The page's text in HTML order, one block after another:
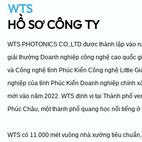
WTS
HỒ SƠ CÔNG TY
WTS PHOTONICS CO.,LTD được thành lập vào
giải thưởng Doanh nghiệp công nghệ cao quốc
và Công nghệ tỉnh Phúc Kiến Công nghệ Little
nghiệp của tỉnh Phúc Kiến Doanh nghiệp chính
mới vào năm 2022. WTS định vị tại Thành phố
Phúc Châu, một thành phố quang học nổi tiếng ở
WTS có 11.000 mét vuông nhà xưởng tiêu